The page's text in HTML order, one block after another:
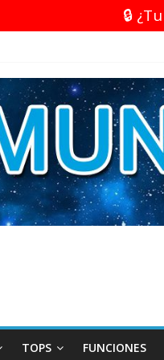
🔒
TOPS FUNCIONES